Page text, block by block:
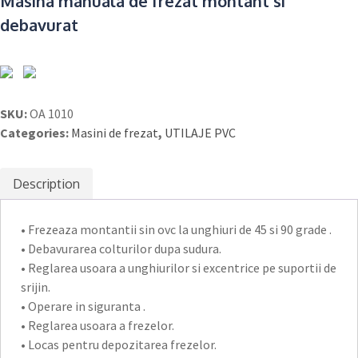
debavurat
SKU:OA 1010
Categories: Masini de frezat, UTILAJE PVC
Description
• Frezeaza montantii sin ovc la unghiuri de 45 si 90 grade .
• Debavurarea colturilor dupa sudura.
• Reglarea usoara a unghiurilor si excentrice pe suportii de
srijin.
• Operare in siguranta .
• Reglarea usoara a frezelor.
• Locas pentru depozitarea frezelor.